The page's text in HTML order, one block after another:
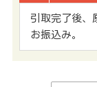
引取完了後、
お振込み。